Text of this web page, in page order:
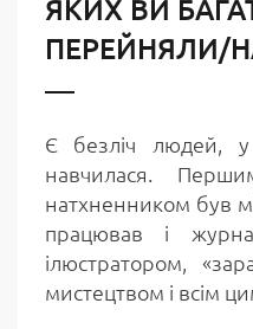
ЯКИХ ВИ
ПЕРЕЙНЯЛИ/
Є безліч людей,
навчилася.
натхненником був
працював і
ілюстратором,
мистецтвом і всім